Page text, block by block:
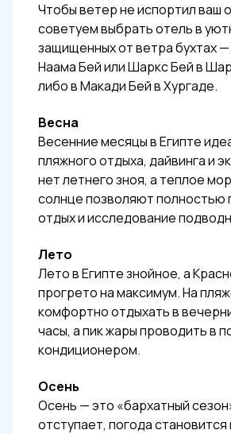
Чтобы ветер не испортил ваш
советуем выбрать отель в
защищенных от ветра бухтах
Наама Бей или Шаркс Бей в
либо в Макади Бей в Хургаде.
Весна
Весенние месяцы в Египте
пляжного отдыха, дайвинга и
нет летнего зноя, а теплое
солнце позволяют полностью
отдых и исследование
Лето
Лето в Египте знойное, а
прогрето на максимум. На
комфортно отдыхать в
часы, а пик жары проводить в
кондиционером.
Осень
Осень — это «бархатный
отступает, погода